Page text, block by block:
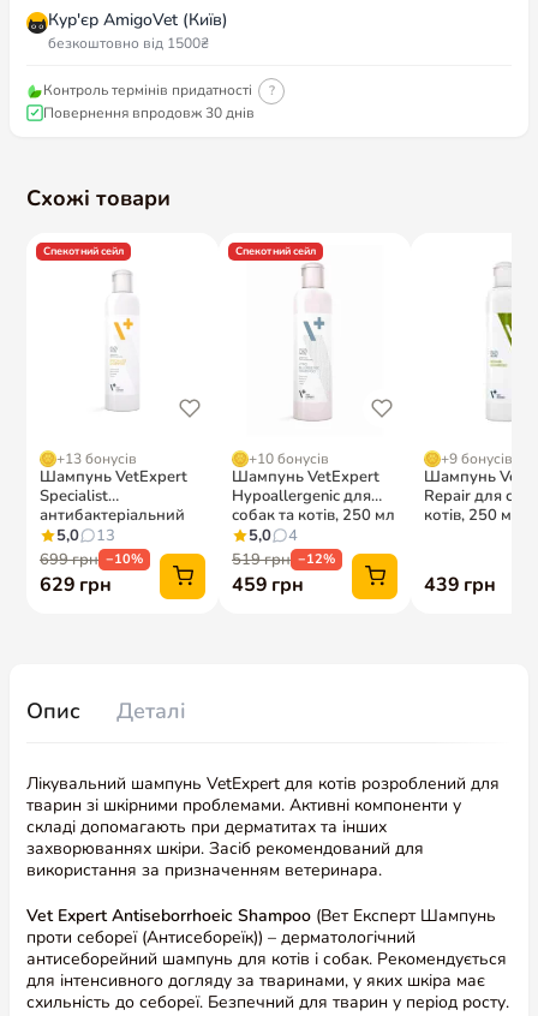
Кур'єр AmigoVet (Київ)
безкоштовно від 1500₴
Контроль термінів придатності ?
Повернення впродовж 30 днів
Схожі товари
Опис Деталі
Лікувальний шампунь VetExpert для котів розроблений для
тварин зі шкірними проблемами. Активні компоненти у
складі допомагають при дерматитах та інших
захворюваннях шкіри. Засіб рекомендований для
використання за призначенням ветеринара.
Vet Expert Antiseborrhoeic Shampoo (Вет Експерт Шампунь
проти себореї (Антисебореїк)) – дерматологічний
антисеборейний шампунь для котів і собак. Рекомендується
для інтенсивного догляду за тваринами, у яких шкіра має
схильність до себореї. Безпечний для тварин у період росту.